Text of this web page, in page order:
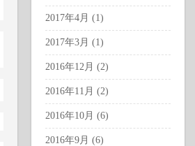
2017年4月 (1)
2017年3月 (1)
2016年12月 (2)
2016年11月 (2)
2016年10月 (6)
2016年9月 (6)